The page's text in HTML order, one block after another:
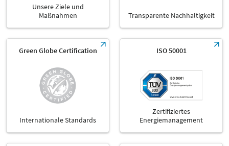
Unsere Ziele und
Maßnahmen
Transparente Nachhaltigkeit
Green Globe Certification
Internationale Standards
ISO 50001
Zertifiziertes
Energiemanagement